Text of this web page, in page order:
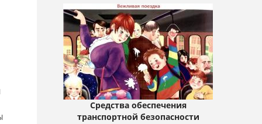
Средства обеспечения
транспортной безопасности